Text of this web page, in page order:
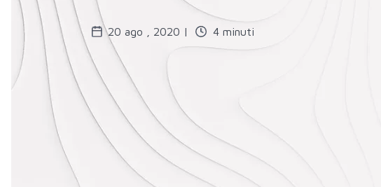
20 ago , 2020 | 4 minuti